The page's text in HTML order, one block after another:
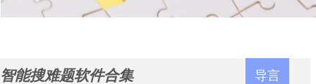
智能搜难题软件合集 导言